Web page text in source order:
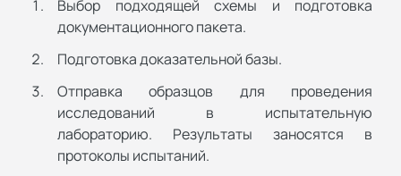
Выбор подходящей схемы и подготовка
документационного пакета.
Подготовка доказательной базы.
Отправка образцов для проведения
исследований в испытательную
лабораторию. Результаты заносятся в
протоколы испытаний.